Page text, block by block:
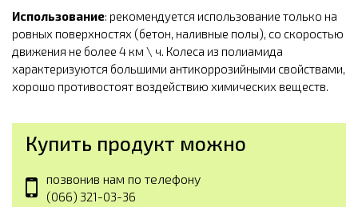
Использование: рекомендуется использование только на
ровных поверхностях (бетон, наливные полы), со скоростью
движения не более 4 км \ ч. Колеса из полиамида
характеризуются большими антикоррозийными свойствами,
хорошо противостоят воздействию химических веществ.
Купить продукт можно
позвонив нам по телефону
(066) 321-03-36